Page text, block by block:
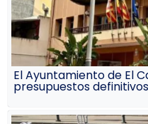
El Ayuntamiento de El
presupuestos definitivos